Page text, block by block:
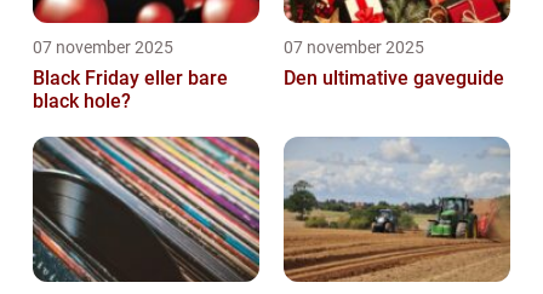
07 november 2025
Black Friday eller bare
black hole?
07 november 2025
Den ultimative gaveguide